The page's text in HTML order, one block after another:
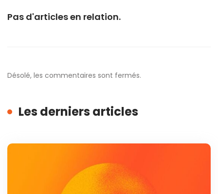
Pas d'articles en relation.
Désolé, les commentaires sont fermés.
Les derniers articles